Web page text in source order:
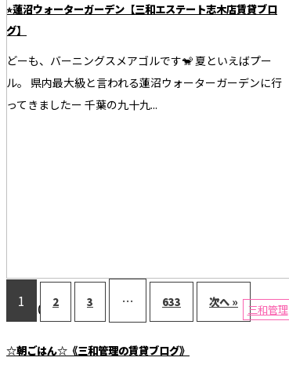
⭐︎蓮沼ウォーターガーデン【三和エステート志木店賃貸ブロ
グ】
どーも、バーニングスメアゴルです🐒 夏といえばプー
ル。 県内最大級と言われる蓮沼ウォーターガーデンに行
ってきましたー 千葉の九十九...
2026.08.06 三和管理
☆朝ごはん☆《三和管理の賃貸ブログ》
1 2 3 … 633 次へ »